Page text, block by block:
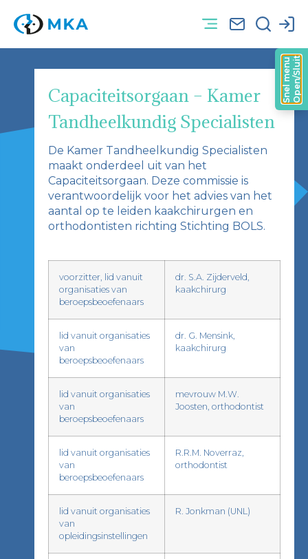
Capaciteitsorgaan – Kamer
Tandheelkundig Specialisten
De Kamer Tandheelkundig Specialisten
maakt onderdeel uit van het
Capaciteitsorgaan. Deze commissie is
verantwoordelijk voor het advies van het
aantal op te leiden kaakchirurgen en
orthodontisten richting Stichting BOLS.
voorzitter, lid vanuit
organisaties van
beroepsbeoefenaars
dr. S.A. Zijderveld,
kaakchirurg
lid vanuit organisaties
van
beroepsbeoefenaars
dr. G. Mensink,
kaakchirurg
lid vanuit organisaties
van
beroepsbeoefenaars
mevrouw M.W.
Joosten, orthodontist
lid vanuit organisaties
van
beroepsbeoefenaars
R.R.M. Noverraz,
orthodontist
lid vanuit organisaties
van
opleidingsinstellingen
R. Jonkman (UNL)
Open/Sluit
Snel menu